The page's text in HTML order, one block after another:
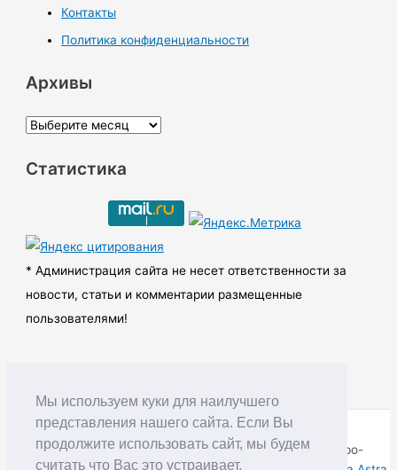
Мы используем куки для наилучшего
представления нашего сайта. Если Вы
продолжите использовать сайт, мы будем
считать что Вас это устраивает.
Контакты
Политика конфиденциальности
Архивы
А
х
ы
Статистика
* Администрация сайта не несет ответственности за
новости, статьи и комментарии размещенные
пользователями!
Copyright © RUDNIK.MOBI 28.06.2008 - 2026 | Северо-